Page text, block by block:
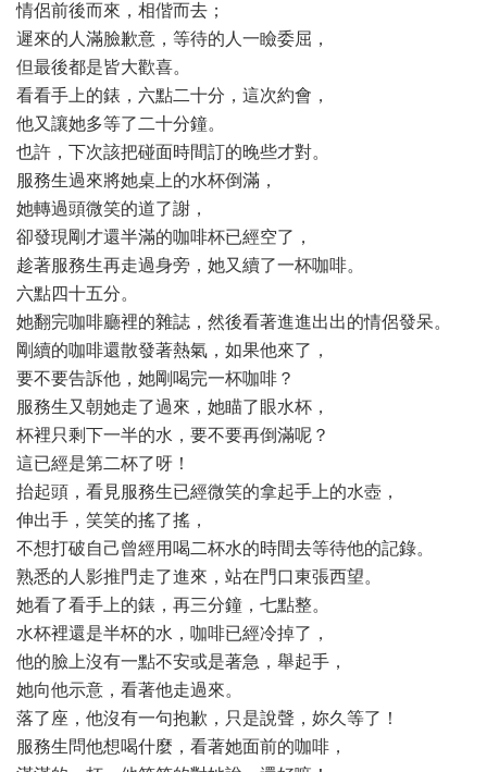
情侶前後而來，相偕而去；
遲來的人滿臉歉意，等待的人一瞼委屈，
但最後都是皆大歡喜。
看看手上的錶，六點二十分，這次約會，
他又讓她多等了二十分鐘。
也許，下次該把碰面時間訂的晚些才對。
服務生過來將她桌上的水杯倒滿，
她轉過頭微笑的道了謝，
卻發現剛才還半滿的咖啡杯已經空了，
趁著服務生再走過身旁，她又續了一杯咖啡。
六點四十五分。
她翻完咖啡廳裡的雜誌，然後看著進進出出的情侶發呆。
剛續的咖啡還散發著熱氣，如果他來了，
要不要告訴他，她剛喝完一杯咖啡？
服務生又朝她走了過來，她瞄了眼水杯，
杯裡只剩下一半的水，要不要再倒滿呢？
這已經是第二杯了呀！
抬起頭，看見服務生已經微笑的拿起手上的水壺，
伸出手，笑笑的搖了搖，
不想打破自己曾經用喝二杯水的時間去等待他的記錄。
熟悉的人影推門走了進來，站在門口東張西望。
她看了看手上的錶，再三分鐘，七點整。
水杯裡還是半杯的水，咖啡已經冷掉了，
他的臉上沒有一點不安或是著急，舉起手，
她向他示意，看著他走過來。
落了座，他沒有一句抱歉，只是說聲，妳久等了！
服務生問他想喝什麼，看著她面前的咖啡，